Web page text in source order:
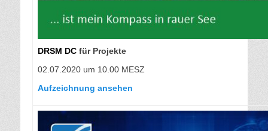
DRSM DC für Projekte
02.07.2020 um 10.00 MESZ
Aufzeichnung ansehen